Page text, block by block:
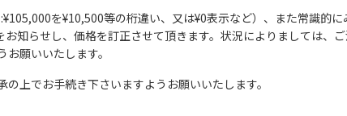
を¥10,500等の桁違い、又は¥0表示など）、また常識的
知らせし、価格を訂正させて頂きます。状況によりましては、
願いいたします。
の上でお手続き下さいますようお願いいたします。